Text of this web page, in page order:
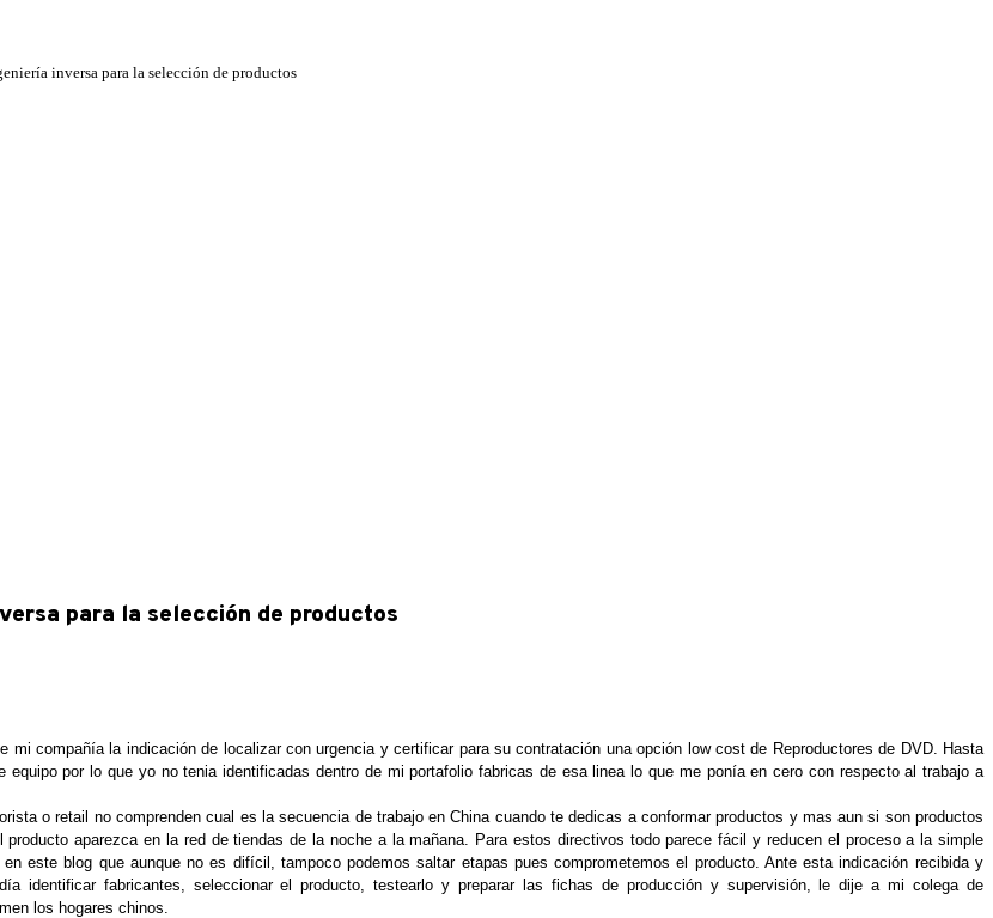
inversa para la selección de productos
para la selección de productos
compañía la indicación de localizar con urgencia y certificar para su contratación una opción low cost de Reproductores de DVD. Hasta
por lo que yo no tenia identificadas dentro de mi portafolio fabricas de esa linea lo que me ponía en cero con respecto al trabajo a
o retail no comprenden cual es la secuencia de trabajo en China cuando te dedicas a conformar productos y mas aun si son productos
aparezca en la red de tiendas de la noche a la mañana. Para estos directivos todo parece fácil y reducen el proceso a la simple
este blog que aunque no es difícil, tampoco podemos saltar etapas pues comprometemos el producto. Ante esta indicación recibida y
identificar fabricantes, seleccionar el producto, testearlo y preparar las fichas de producción y supervisión, le dije a mi colega de
los hogares chinos.